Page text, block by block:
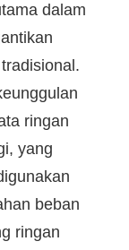
dalam
ringan
yang
beban
ringan